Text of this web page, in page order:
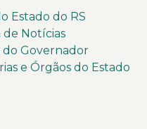
Estado do RS
de Notícias
do Governador
e Órgãos do Estado